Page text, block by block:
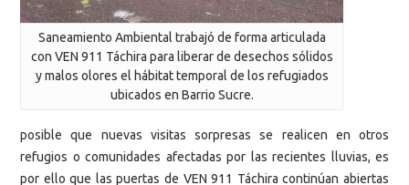
Saneamiento Ambiental trabajó de forma articulada
con VEN 911 Táchira para liberar de desechos sólidos
y malos olores el hábitat temporal de los refugiados
ubicados en Barrio Sucre.
posible que nuevas visitas sorpresas se realicen en otros
refugios o comunidades afectadas por las recientes lluvias, es
por ello que las puertas de VEN 911 Táchira continúan abiertas